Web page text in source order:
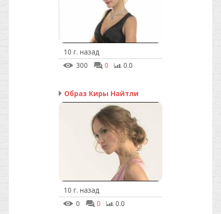
10 г. назад
300
0 0.0
Образ Киры Найтли
10 г. назад
0
0 0.0